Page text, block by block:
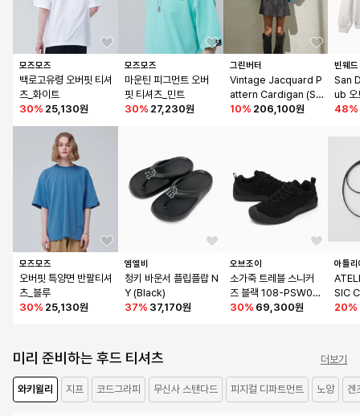
모즈모즈
백로고유령 오버핏 티셔
츠_화이트
30% 25,130원
모즈모즈
오버핏 특양면 반팔티셔
츠_블루
30% 25,130원
모즈모즈
마운틴 피그먼트 오버
핏 티셔츠_민트
30% 27,230원
엠엘비
청키 바운서 플립플랍 N
Y (Black)
37% 37,170원
그린버터
Vintage Jacquard P
attern Cardigan (Sk
y blue)
10% 206,100원
오브조이
소가죽 트레블 스니커
즈 블랙 108-PSW00
8TV
30% 69,300원
빈웨드
San
ub 오
48%
아틀
SIC
20%
미리 준비하는 후드 티셔츠 더보기
와키윌리 지프 코드그라피 무신사 스탠다드 피지컬 디파트먼트 노앙 겐